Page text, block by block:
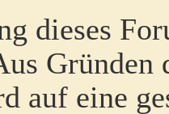
dieses
Gründen
auf eine